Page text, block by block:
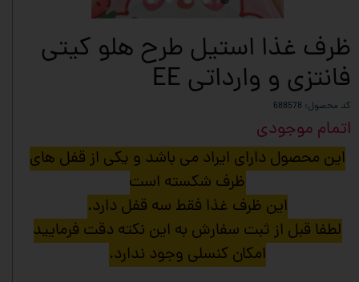
ظرف غذا استیل طرح هلو کیتی
فانتزی و وارداتی EE
کد محصول: 688578
اتمام موجودی
این محصول دارای ایراد می باشد و یکی از قفل های
ظرف شکسته است
این ظرف غذا فقط سه قفل دارد.
لطفا قبل از ثبت سفارش به این نکته دقت فرمایید
امکان کنسلی وجود ندارد.